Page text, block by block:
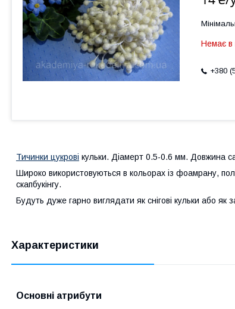
Немає в
+380
Тичинки цукрові кульки. Діамерт 0.5-0.6 мм. Довжина
Широко використовуються в кольорах із фоамрану,
скапбукінгу.
Будуть дуже гарно виглядати як снігові кульки або як
Характеристики
Основні атрибути